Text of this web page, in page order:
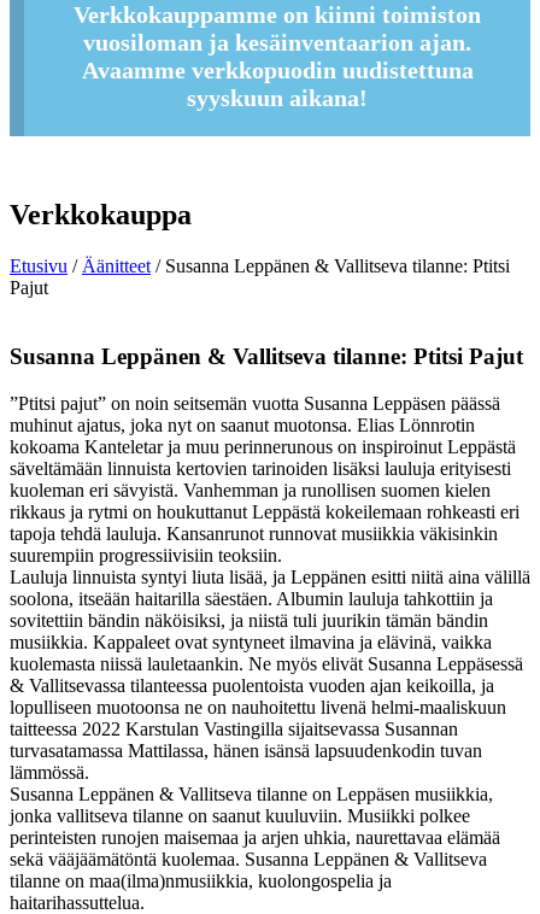
Verkkokauppamme on kiinni toimiston
vuosiloman ja kesäinventaarion ajan.
Avaamme verkkopuodin uudistettuna
syyskuun aikana!
Verkkokauppa
Etusivu / Äänitteet / Susanna Leppänen & Vallitseva tilanne: Ptitsi
Pajut
Susanna Leppänen & Vallitseva tilanne: Ptitsi Pajut
”Ptitsi pajut” on noin seitsemän vuotta Susanna Leppäsen päässä
muhinut ajatus, joka nyt on saanut muotonsa. Elias Lönnrotin
kokoama Kanteletar ja muu perinnerunous on inspiroinut Leppästä
säveltämään linnuista kertovien tarinoiden lisäksi lauluja erityisesti
kuoleman eri sävyistä. Vanhemman ja runollisen suomen kielen
rikkaus ja rytmi on houkuttanut Leppästä kokeilemaan rohkeasti eri
tapoja tehdä lauluja. Kansanrunot runnovat musiikkia väkisinkin
suurempiin progressiivisiin teoksiin.
Lauluja linnuista syntyi liuta lisää, ja Leppänen esitti niitä aina välillä
soolona, itseään haitarilla säestäen. Albumin lauluja tahkottiin ja
sovitettiin bändin näköisiksi, ja niistä tuli juurikin tämän bändin
musiikkia. Kappaleet ovat syntyneet ilmavina ja elävinä, vaikka
kuolemasta niissä lauletaankin. Ne myös elivät Susanna Leppäsessä
& Vallitsevassa tilanteessa puolentoista vuoden ajan keikoilla, ja
lopulliseen muotoonsa ne on nauhoitettu livenä helmi-maaliskuun
taitteessa 2022 Karstulan Vastingilla sijaitsevassa Susannan
turvasatamassa Mattilassa, hänen isänsä lapsuudenkodin tuvan
lämmössä.
Susanna Leppänen & Vallitseva tilanne on Leppäsen musiikkia,
jonka vallitseva tilanne on saanut kuuluviin. Musiikki polkee
perinteisten runojen maisemaa ja arjen uhkia, naurettavaa elämää
sekä vääjäämätöntä kuolemaa. Susanna Leppänen & Vallitseva
tilanne on maa(ilma)nmusiikkia, kuolongospelia ja
haitarihassuttelua.